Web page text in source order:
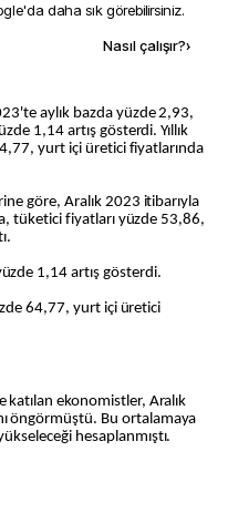
daha sık görebilirsiniz.
Nasıl çalışır?›
1,14 artış gösterdi. Yıllık
yurt içi üretici fiyatlarında
göre, Aralık 2023 itibarıyla
tüketici fiyatları yüzde 53,86,
1,14 artış gösterdi.
64,77, yurt içi üretici
ekonomistler, Aralık
öngörmüştü. Bu ortalamaya
hesaplanmıştı.